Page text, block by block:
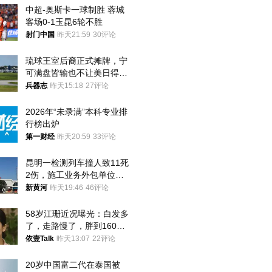
中超-奥斯卡一球制胜 蓉城
客场0-1玉昆6轮不胜
射门中国 昨天21:59 30评论
琉球王室后裔正式摊牌，宁
可满盘皆输也不让美日得
逞，中国成关键
兵器志 昨天15:18 27评论
2026年“未录满”本科专业排
行榜出炉
第一财经 昨天20:59 33评论
昆明一检测列车撞人致11死
2伤，施工业务外包单位被
罚1.5万元，国铁昆明局被
新黄河 昨天19:46 46评论
58岁江珊近况曝光：白发多
了，走路慢了，胖到160
斤，没单位也没退休金
依壹Talk 昨天13:07 22评论
20岁中国富二代在泰国被